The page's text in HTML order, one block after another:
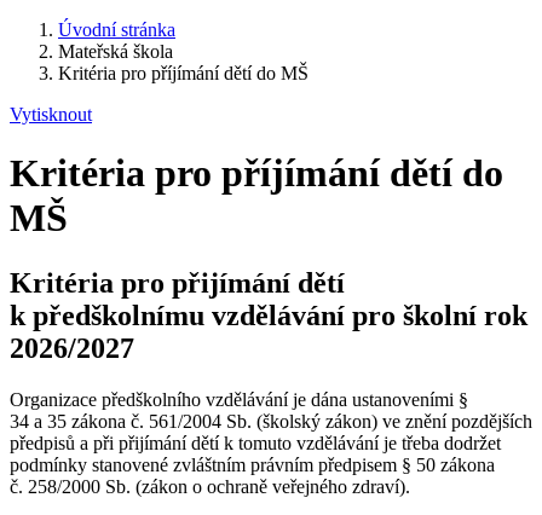
Úvodní stránka
Mateřská škola
Kritéria pro příjímání dětí do MŠ
Vytisknout
Kritéria pro příjímání dětí do
MŠ
Kritéria pro přijímání dětí
k předškolnímu vzdělávání pro školní rok
2026/2027
Organizace předškolního vzdělávání je dána ustanoveními §
34 a 35 zákona č. 561/2004 Sb. (školský zákon) ve znění pozdějších
předpisů a při přijímání dětí k tomuto vzdělávání je třeba dodržet
podmínky stanovené zvláštním právním předpisem § 50 zákona
č. 258/2000 Sb. (zákon o ochraně veřejného zdraví).